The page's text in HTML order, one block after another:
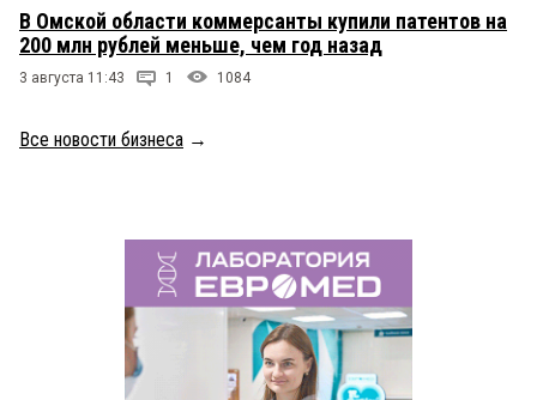
В Омской области коммерсанты купили патентов на
200 млн рублей меньше, чем год назад
3 августа 11:43 1 1084
Все новости бизнеса →